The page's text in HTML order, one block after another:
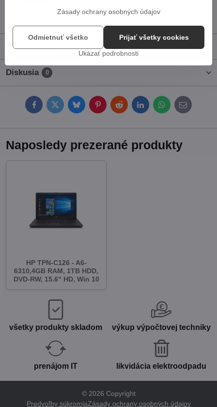
Doplnkové informácie
Diskusia 0
FacebookTwitterBlueskyPinterestRedditLinkedInWhatsApp
E-
mail
Naposledy prezerané produkty
HP TPN-C126 - A6-
6310,4GB RAM, 1TB HDD,
DVD-RW, 15.6" HD, Win 10
všetky produkty skladom výkup výpočtovej techniky
prenájom IT likvidácia elektroodpadu
© 2026 Copyright
Predvoľby súkromiaZásady ochrany osobných údajov
Zásady ochrany osobných údajov
Ukázať podrobnosti
Prijať všetky cookies
Odmietnuť všetko